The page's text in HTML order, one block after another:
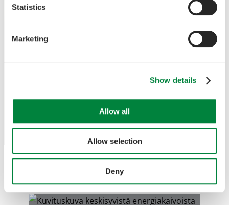
Statistics
Marketing
Show details
Allow all
Allow selection
Deny